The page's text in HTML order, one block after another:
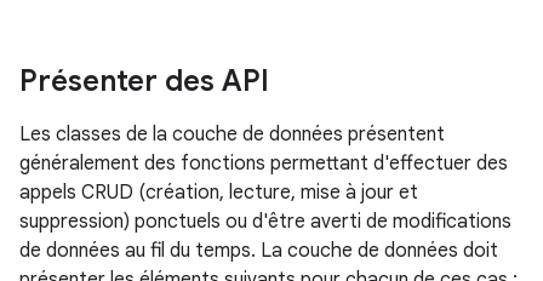
Présenter des API
Les classes de la couche de données présentent
généralement des fonctions permettant d'effectuer des
appels CRUD (création, lecture, mise à jour et
suppression) ponctuels ou d'être averti de modifications
de données au fil du temps. La couche de données doit